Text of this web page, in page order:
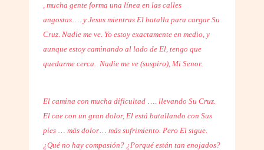
, mucha gente forma una línea en las calles
angostas…. y Jesus mientras El batalla para cargar Su
Cruz. Nadie me ve. Yo estoy exactamente en medio, y
aunque estoy caminando al lado de El, tengo que
quedarme cerca. Nadie me ve (suspiro), Mi Senor.
El camina con mucha dificultad …. llevando Su Cruz.
El cae con un gran dolor, El está batallando con Sus
pies … más dolor… más sufrimiento. Pero El sigue.
¿Qué no hay compasión? ¿Porqué están tan enojados?